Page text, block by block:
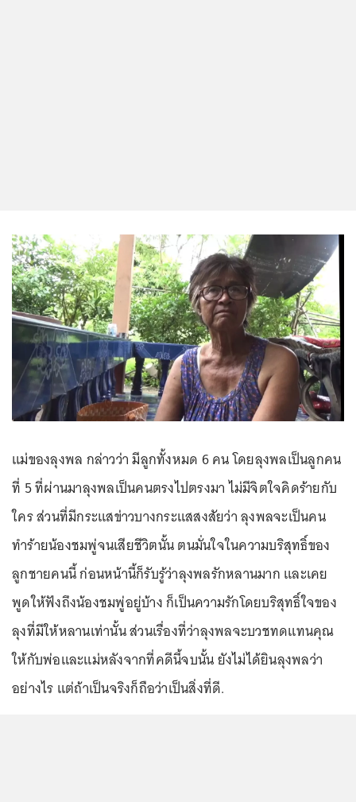
แม่ของลุงพล กล่าวว่า มีลูกทั้งหมด 6 คน โดยลุงพลเป็นลูกคน
ที่ 5 ที่ผ่านมาลุงพลเป็นคนตรงไปตรงมา ไม่มีจิตใจคิดร้ายกับ
ใคร ส่วนที่มีกระแสข่าวบางกระแสสงสัยว่า ลุงพลจะเป็นคน
ทำร้ายน้องชมพู่จนเสียชีวิตนั้น ตนมั่นใจในความบริสุทธิ์ของ
ลูกชายคนนี้ ก่อนหน้านี้ก็รับรู้ว่าลุงพลรักหลานมาก และเคย
พูดให้ฟังถึงน้องชมพู่อยู่บ้าง ก็เป็นความรักโดยบริสุทธิ์ใจของ
ลุงที่มีให้หลานเท่านั้น ส่วนเรื่องที่ว่าลุงพลจะบวชทดแทนคุณ
ให้กับพ่อและแม่หลังจากที่คดีนี้จบนั้น ยังไม่ได้ยินลุงพลว่า
อย่างไร แต่ถ้าเป็นจริงก็ถือว่าเป็นสิ่งที่ดี.